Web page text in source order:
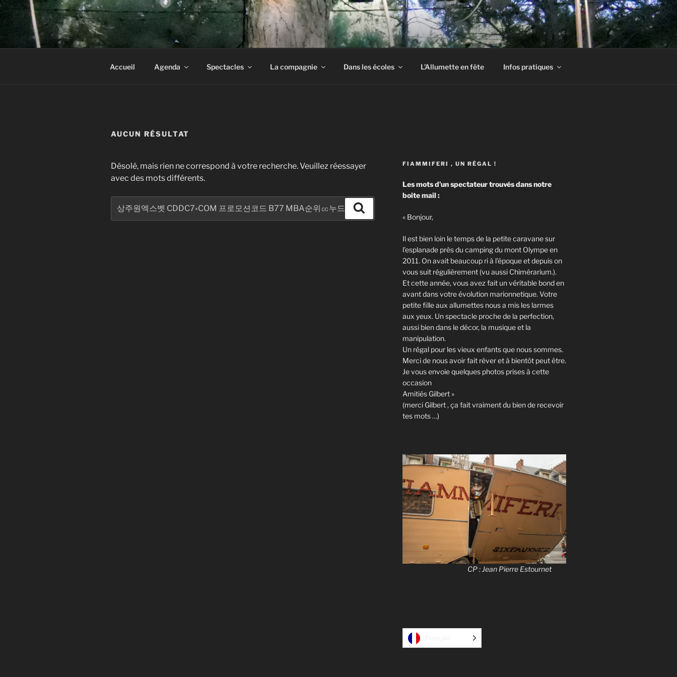
Aller
contenu
principal
LA CIE DES SIX FAUX NEZ
Accueil Agenda Spectacles La compagnie Dans les écoles L’Allumette en fête Infos pratiques
AUCUN RÉSULTAT
Désolé, mais rien ne correspond à votre recherche. Veuillez réessayer
avec des mots différents.
pour
FIAMMIFERI , UN RÉGAL !
Les mots d’un spectateur trouvés dans notre
boite mail :
« Bonjour,
Il est bien loin le temps de la petite caravane sur
l’esplanade près du camping du mont Olympe en
2011. On avait beaucoup ri à l’époque et depuis on
vous suit régulièrement (vu aussi Chimérarium.).
Et cette année, vous avez fait un véritable bond en
avant dans votre évolution marionnetique. Votre
petite fille aux allumettes nous a mis les larmes
aux yeux. Un spectacle proche de la perfection,
aussi bien dans le décor, la musique et la
manipulation.
Un régal pour les vieux enfants que nous sommes.
Merci de nous avoir fait réver et à bientôt peut être.
Je vous envoie quelques photos prises à cette
occasion
Amitiés Gilbert »
(merci Gilbert , ça fait vraiment du bien de recevoir
tes mots …)
CP : Jean Pierre Estournet